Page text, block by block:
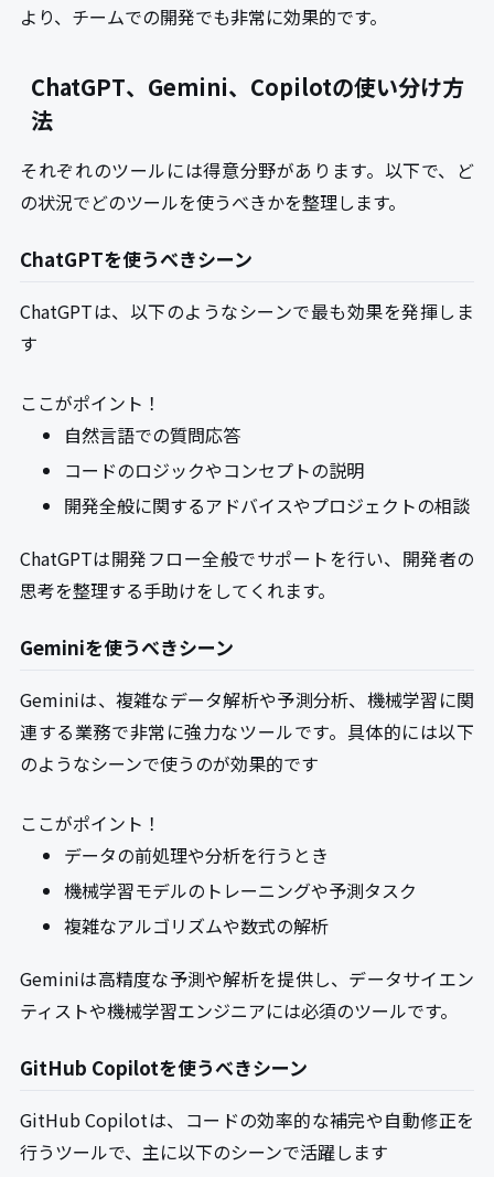
より、チームでの開発でも非常に効果的です。
ChatGPT、Gemini、Copilotの使い分け方
法
それぞれのツールには得意分野があります。以下で、ど
の状況でどのツールを使うべきかを整理します。
ChatGPTを使うべきシーン
ChatGPTは、以下のようなシーンで最も効果を発揮しま
す
ここがポイント！
自然言語での質問応答
コードのロジックやコンセプトの説明
開発全般に関するアドバイスやプロジェクトの相談
ChatGPTは開発フロー全般でサポートを行い、開発者の
思考を整理する手助けをしてくれます。
Geminiを使うべきシーン
Geminiは、複雑なデータ解析や予測分析、機械学習に関
連する業務で非常に強力なツールです。具体的には以下
のようなシーンで使うのが効果的です
ここがポイント！
データの前処理や分析を行うとき
機械学習モデルのトレーニングや予測タスク
複雑なアルゴリズムや数式の解析
Geminiは高精度な予測や解析を提供し、データサイエン
ティストや機械学習エンジニアには必須のツールです。
GitHub Copilotを使うべきシーン
GitHub Copilotは、コードの効率的な補完や自動修正を
行うツールで、主に以下のシーンで活躍します